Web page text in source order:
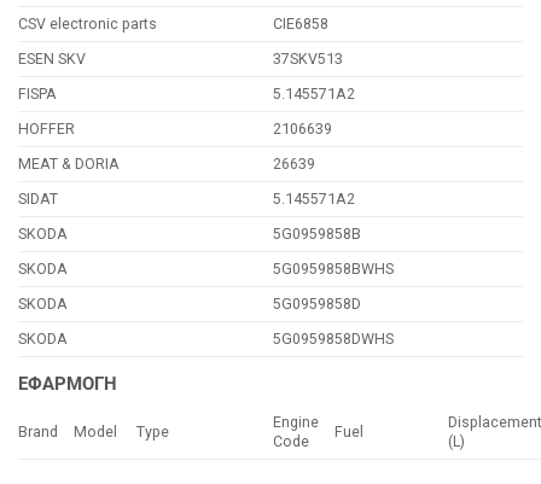
CSV electronic parts
CIE6858
ESEN SKV
37SKV513
FISPA
5.145571A2
HOFFER
2106639
MEAT & DORIA
26639
SIDAT
5.145571A2
SKODA
5G0959858B
SKODA
5G0959858BWHS
SKODA
5G0959858D
SKODA
5G0959858DWHS
ΕΦΑΡΜΟΓΗ
Brand Model Type
Engine
Code
Fuel
(L)